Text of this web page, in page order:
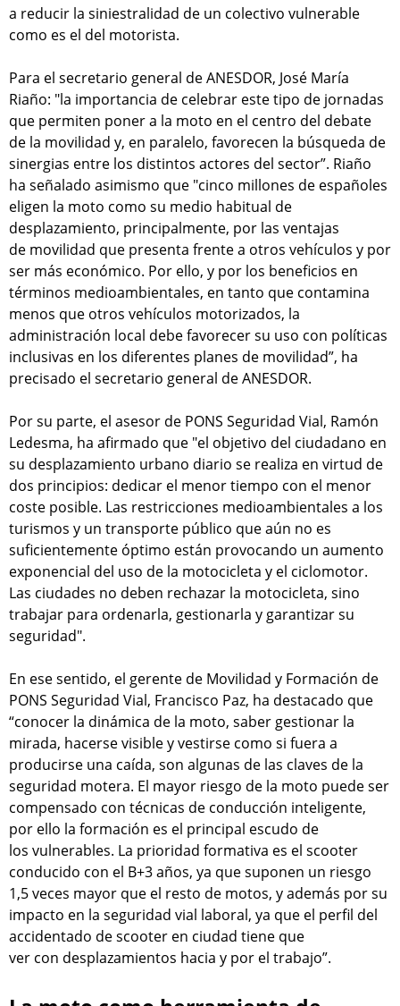
a reducir la siniestralidad de un colectivo vulnerable
como es el del motorista.
Para el secretario general de ANESDOR, José María
Riaño: "la importancia de celebrar este tipo de jornadas
que permiten poner a la moto en el centro del debate
de la movilidad y, en paralelo, favorecen la búsqueda de
sinergias entre los distintos actores del sector”. Riaño
ha señalado asimismo que "cinco millones de españoles
eligen la moto como su medio habitual de
desplazamiento, principalmente, por las ventajas
de movilidad que presenta frente a otros vehículos y por
ser más económico. Por ello, y por los beneficios en
términos medioambientales, en tanto que contamina
menos que otros vehículos motorizados, la
administración local debe favorecer su uso con políticas
inclusivas en los diferentes planes de movilidad”, ha
precisado el secretario general de ANESDOR.
Por su parte, el asesor de PONS Seguridad Vial, Ramón
Ledesma, ha afirmado que "el objetivo del ciudadano en
su desplazamiento urbano diario se realiza en virtud de
dos principios: dedicar el menor tiempo con el menor
coste posible. Las restricciones medioambientales a los
turismos y un transporte público que aún no es
suficientemente óptimo están provocando un aumento
exponencial del uso de la motocicleta y el ciclomotor.
Las ciudades no deben rechazar la motocicleta, sino
trabajar para ordenarla, gestionarla y garantizar su
seguridad".
En ese sentido, el gerente de Movilidad y Formación de
PONS Seguridad Vial, Francisco Paz, ha destacado que
“conocer la dinámica de la moto, saber gestionar la
mirada, hacerse visible y vestirse como si fuera a
producirse una caída, son algunas de las claves de la
seguridad motera. El mayor riesgo de la moto puede ser
compensado con técnicas de conducción inteligente,
por ello la formación es el principal escudo de
los vulnerables. La prioridad formativa es el scooter
conducido con el B+3 años, ya que suponen un riesgo
1,5 veces mayor que el resto de motos, y además por su
impacto en la seguridad vial laboral, ya que el perfil del
accidentado de scooter en ciudad tiene que
ver con desplazamientos hacia y por el trabajo”.